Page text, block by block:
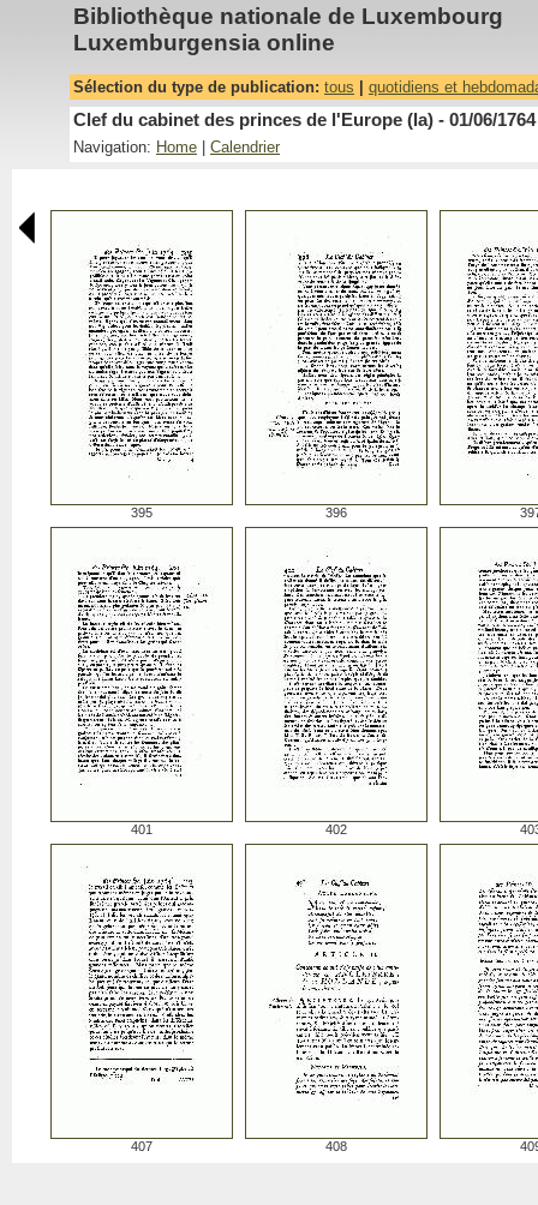
Bibliothèque nationale de Luxembourg
Luxemburgensia online
Sélection du type de publication: tous quotidiens et
Clef du cabinet des princes de l'Europe (la) - 01/06/1764
Navigation: Home Calendrier
395 396
401 402
407 408